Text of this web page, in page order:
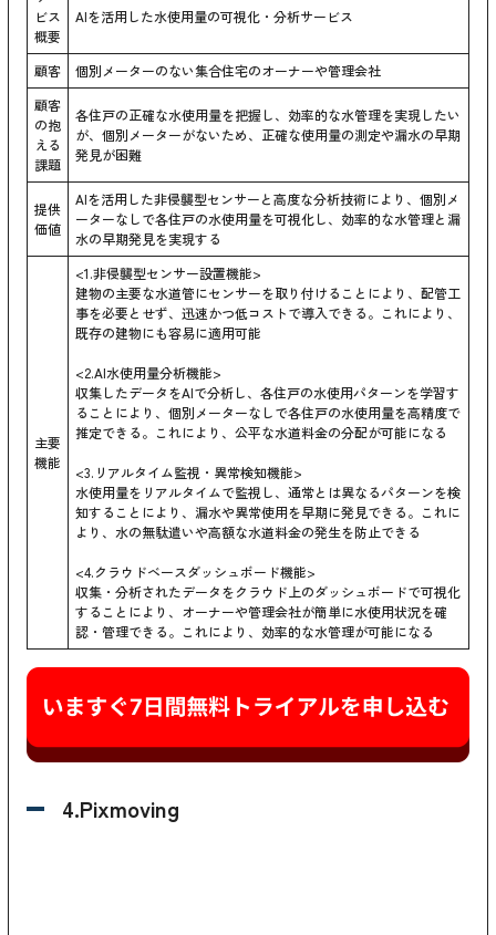
ビス
概要
AIを活用した水使用量の可視化・分析サービス
顧客
個別メーターのない集合住宅のオーナーや管理会社
顧客
の抱
える
課題
各住戸の正確な水使用量を把握し、効率的な水管理を実現したい
が、個別メーターがないため、正確な使用量の測定や漏水の早期
発見が困難
提供
価値
AIを活用した非侵襲型センサーと高度な分析技術により、個別メ
ーターなしで各住戸の水使用量を可視化し、効率的な水管理と漏
水の早期発見を実現する
主要
機能
<1.非侵襲型センサー設置機能>
建物の主要な水道管にセンサーを取り付けることにより、配管工
事を必要とせず、迅速かつ低コストで導入できる。これにより、
既存の建物にも容易に適用可能
<2.AI水使用量分析機能>
収集したデータをAIで分析し、各住戸の水使用パターンを学習す
ることにより、個別メーターなしで各住戸の水使用量を高精度で
推定できる。これにより、公平な水道料金の分配が可能になる
<3.リアルタイム監視・異常検知機能>
水使用量をリアルタイムで監視し、通常とは異なるパターンを検
知することにより、漏水や異常使用を早期に発見できる。これに
より、水の無駄遣いや高額な水道料金の発生を防止できる
<4.クラウドベースダッシュボード機能>
収集・分析されたデータをクラウド上のダッシュボードで可視化
することにより、オーナーや管理会社が簡単に水使用状況を確
認・管理できる。これにより、効率的な水管理が可能になる
4.Pixmoving